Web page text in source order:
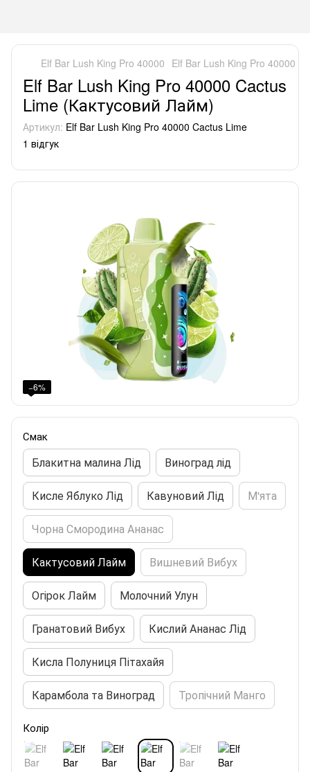
Elf Bar Lush King Pro 40000 Elf Bar Lush King Pro 40000
Elf Bar Lush King Pro 40000 Cactus
Lime (Кактусовий Лайм)
Артикул: Elf Bar Lush King Pro 40000 Cactus Lime
1 відгук
−6%
Смак
Блакитна малина Лід Виноград лід
Кисле Яблуко Лід Кавуновий Лід М'ята
Чорна Смородина Ананас
Кактусовий Лайм Вишневий Вибух
Огірок Лайм Молочний Улун
Гранатовий Вибух Кислий Ананас Лід
Кисла Полуниця Пітахайя
Карамбола та Виноград Тропічний Манго
Колір